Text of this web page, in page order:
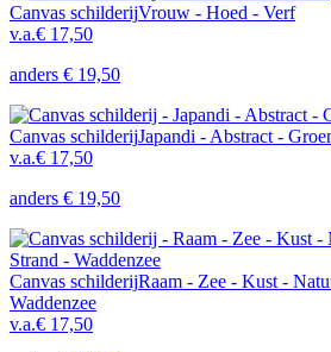
Canvas schilderijVrouw - Hoed - Verf
v.a.€ 17,50
anders € 19,50
Canvas schilderijJapandi - Abstract -
v.a.€ 17,50
anders € 19,50
Canvas schilderijRaam - Zee - Kust -
Waddenzee
v.a.€ 17,50